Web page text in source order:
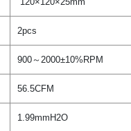
2pcs
900～2000±10%RPM
56.5CFM
1.99mmH2O